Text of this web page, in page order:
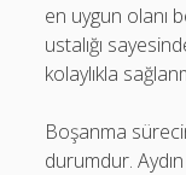
en uygun olanı
ustalığı
kolaylıkla
Boşanma
durumdur.